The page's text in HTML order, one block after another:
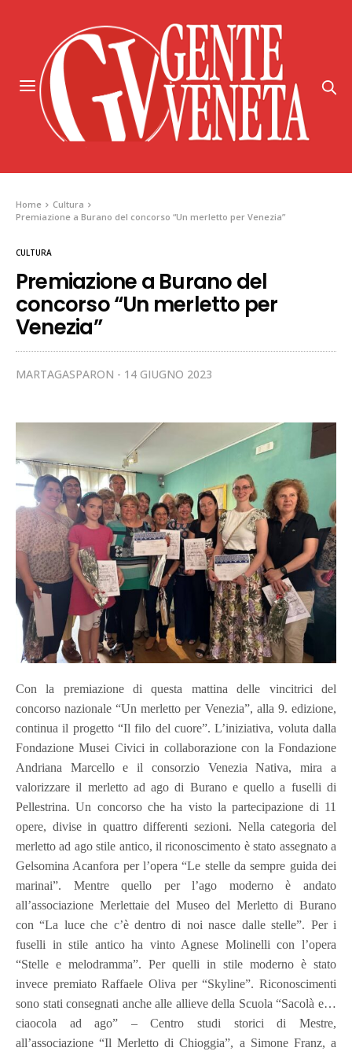
Home
Cultura
Premiazione a Burano del concorso “Un merletto per Venezia”
CULTURA
Premiazione a Burano del
concorso “Un merletto per
Venezia”
MARTAGASPARON 14 GIUGNO 2023
Con la premiazione di questa mattina delle vincitrici del
concorso nazionale “Un merletto per Venezia”, alla 9. edizione,
continua il progetto “Il filo del cuore”. L’iniziativa, voluta dalla
Fondazione Musei Civici in collaborazione con la Fondazione
Andriana Marcello e il consorzio Venezia Nativa, mira a
valorizzare il merletto ad ago di Burano e quello a fuselli di
Pellestrina. Un concorso che ha visto la partecipazione di 11
opere, divise in quattro differenti sezioni. Nella categoria del
merletto ad ago stile antico, il riconoscimento è stato assegnato a
Gelsomina Acanfora per l’opera “Le stelle da sempre guida dei
marinai”. Mentre quello per l’ago moderno è andato
all’associazione Merlettaie del Museo del Merletto di Burano
con “La luce che c’è dentro di noi nasce dalle stelle”. Per i
fuselli in stile antico ha vinto Agnese Molinelli con l’opera
“Stelle e melodramma”. Per quelli in stile moderno è stato
invece premiato Raffaele Oliva per “Skyline”. Riconoscimenti
sono stati consegnati anche alle allieve della Scuola “Sacolà e…
ciaocola ad ago” – Centro studi storici di Mestre,
all’associazione “Il Merletto di Chioggia”, a Simone Franz, a